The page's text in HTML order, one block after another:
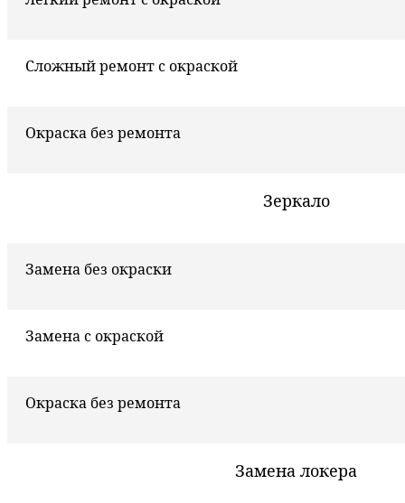
Сложный ремонт с окраской
Окраска без ремонта
Зеркало
Замена без окраски
Замена с окраской
Окраска без ремонта
Замена локера